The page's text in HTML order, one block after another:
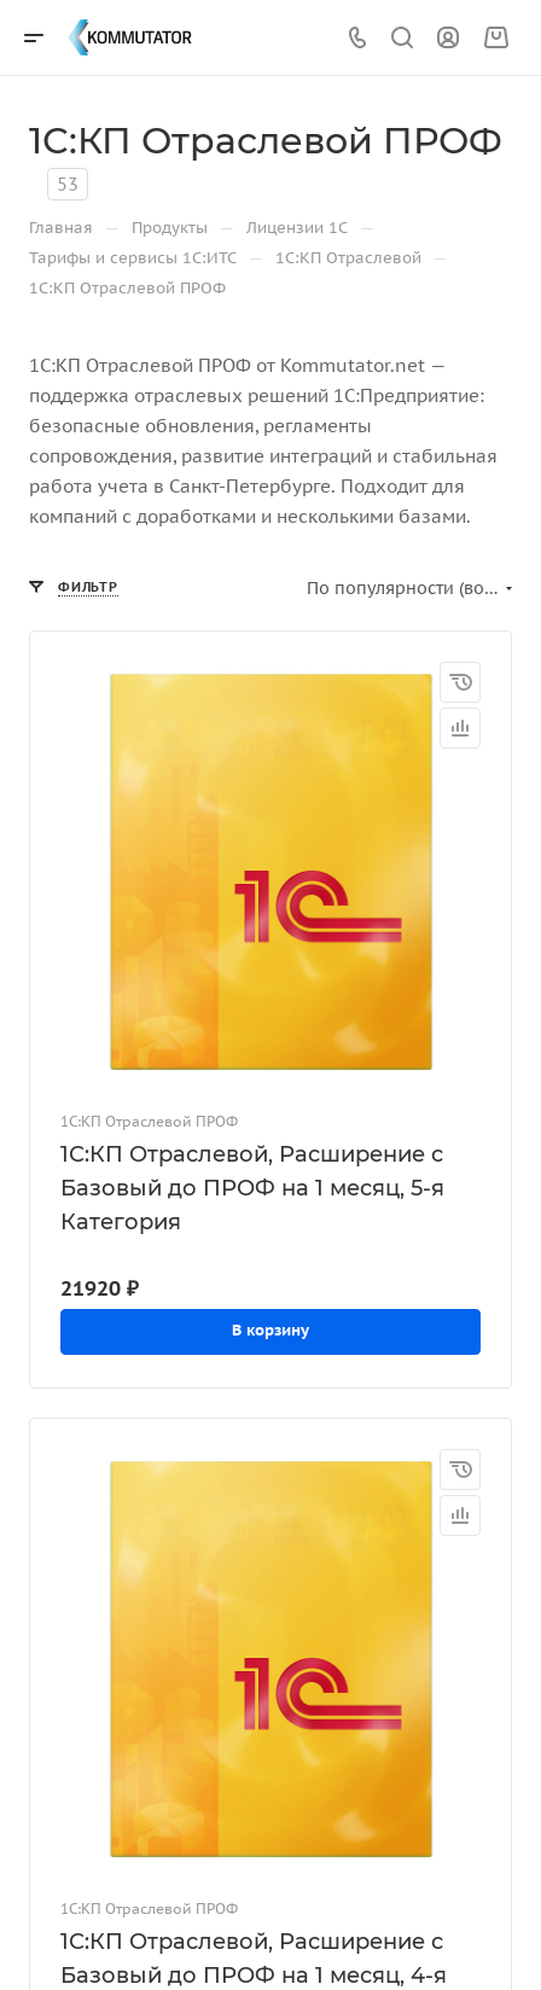
1С:КП Отраслевой ПРОФ
53
Главная — Продукты — Лицензии 1С —
Тарифы и сервисы 1С:ИТС — 1С:КП Отраслевой —
1С:КП Отраслевой ПРОФ
1С:КП Отраслевой ПРОФ от Kommutator.net —
поддержка отраслевых решений 1С:Предприятие:
безопасные обновления, регламенты
сопровождения, развитие интеграций и стабильная
работа учета в Санкт-Петербурге. Подходит для
компаний с доработками и несколькими базами.
ФИЛЬТР По популярности (возрастание)
1С:КП Отраслевой ПРОФ
1С:КП Отраслевой, Расширение с
Базовый до ПРОФ на 1 месяц, 5-я
Категория
21920 ₽
В корзину
1С:КП Отраслевой ПРОФ
1С:КП Отраслевой, Расширение с
Базовый до ПРОФ на 1 месяц, 4-я